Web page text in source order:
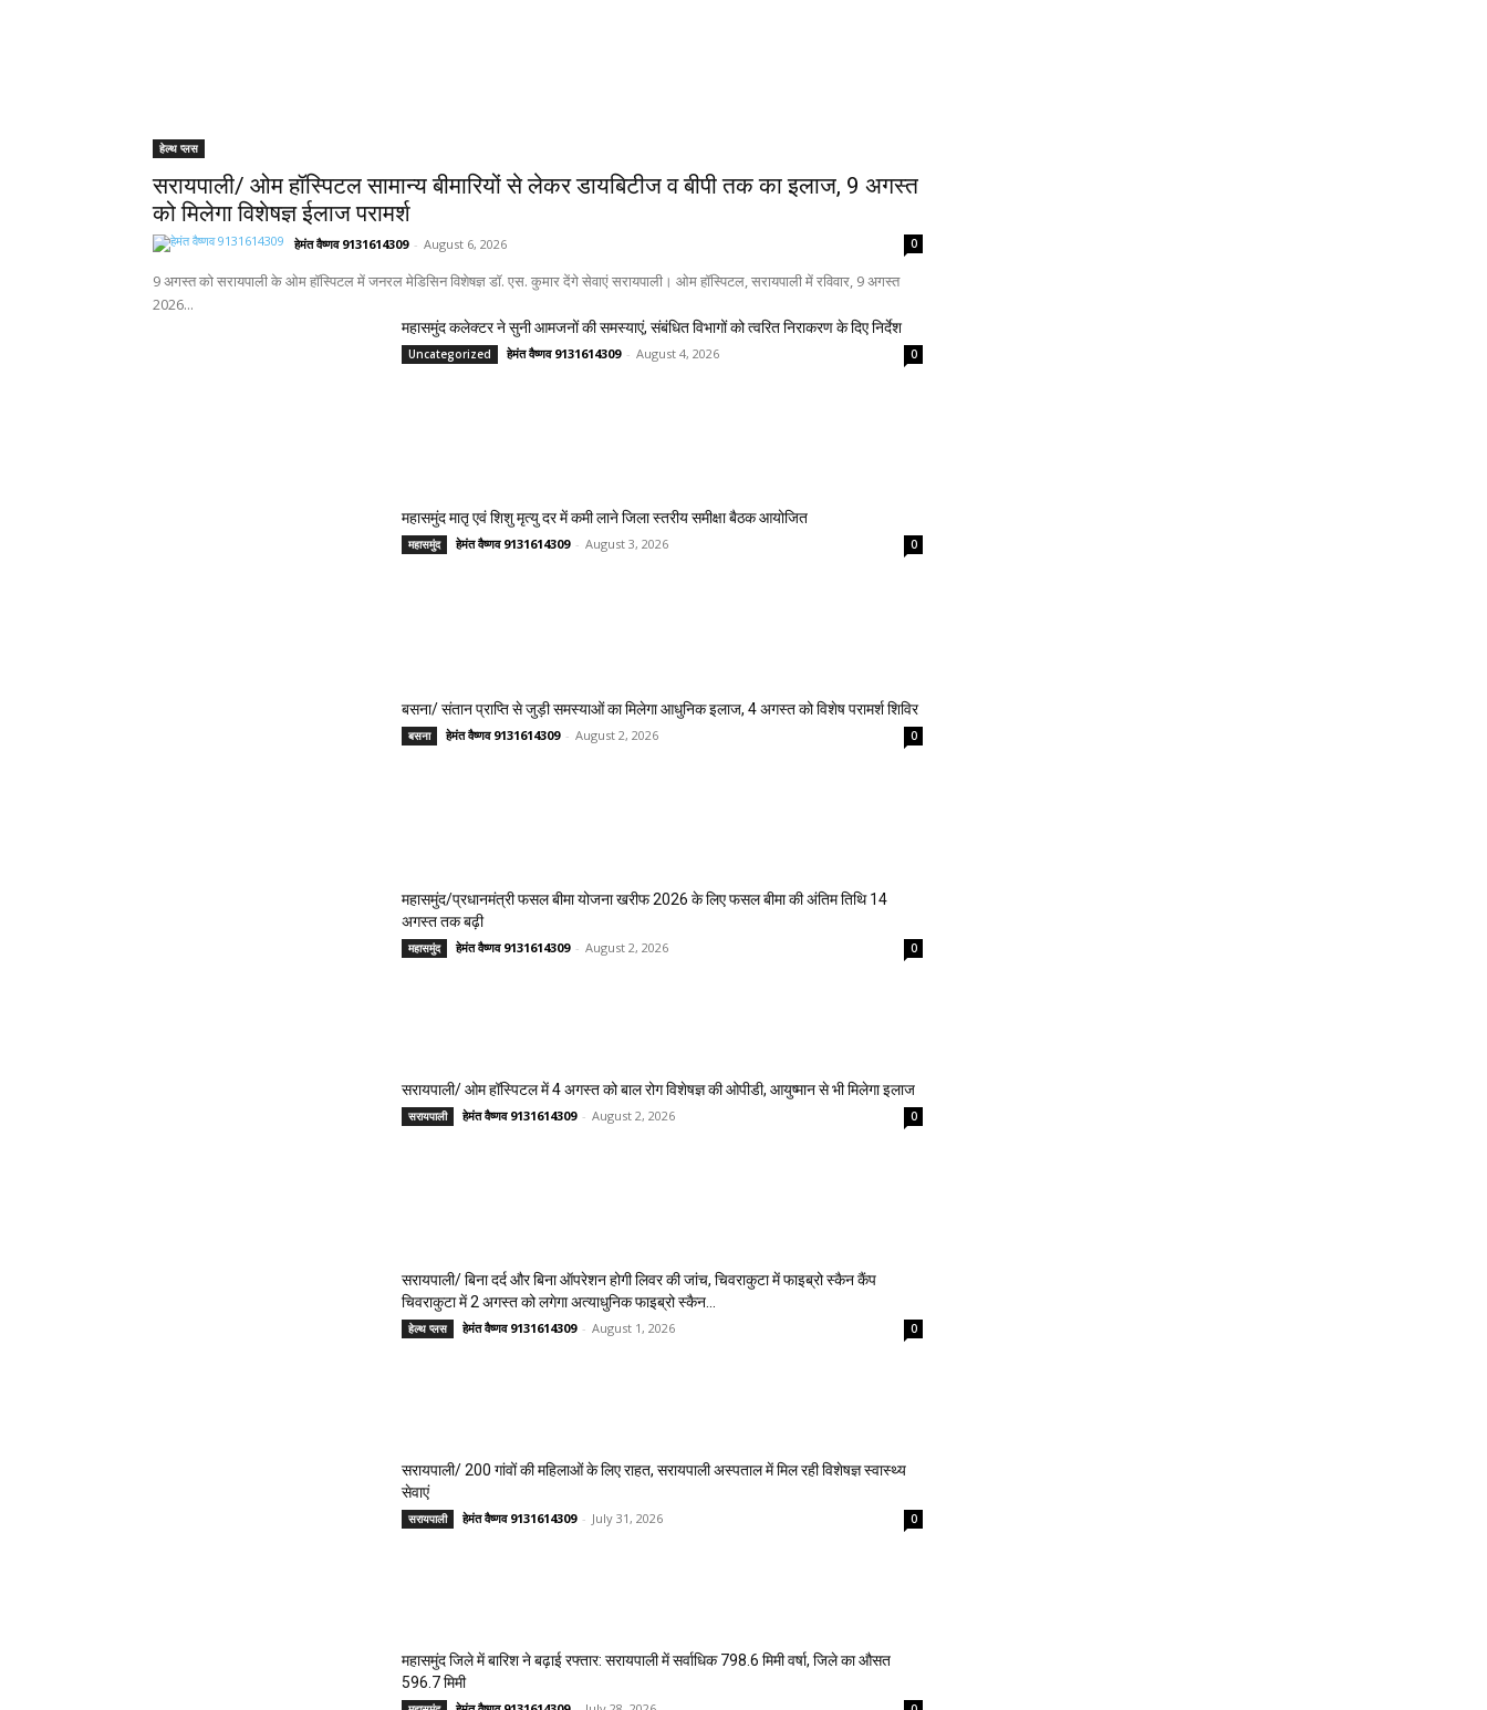
हेल्थ प्लस
सरायपाली/ ओम हॉस्पिटल सामान्य बीमारियों से लेकर डायबिटीज व बीपी तक का इलाज, 9 अगस्त
को मिलेगा विशेषज्ञ ईलाज परामर्श
हेमंत वैष्णव 9131614309 - August 6, 2026 0
9 अगस्त को सरायपाली के ओम हॉस्पिटल में जनरल मेडिसिन विशेषज्ञ डॉ. एस. कुमार देंगे सेवाएं सरायपाली। ओम हॉस्पिटल, सरायपाली में रविवार, 9 अगस्त
2026...
महासमुंद कलेक्टर ने सुनी आमजनों की समस्याएं, संबंधित विभागों को त्वरित निराकरण के दिए निर्देश
Uncategorized हेमंत वैष्णव 9131614309 - August 4, 2026 0
महासमुंद मातृ एवं शिशु मृत्यु दर में कमी लाने जिला स्तरीय समीक्षा बैठक आयोजित
महासमुंद हेमंत वैष्णव 9131614309 - August 3, 2026 0
बसना/ संतान प्राप्ति से जुड़ी समस्याओं का मिलेगा आधुनिक इलाज, 4 अगस्त को विशेष परामर्श शिविर
बसना हेमंत वैष्णव 9131614309 - August 2, 2026 0
महासमुंद/प्रधानमंत्री फसल बीमा योजना खरीफ 2026 के लिए फसल बीमा की अंतिम तिथि 14
अगस्त तक बढ़ी
महासमुंद हेमंत वैष्णव 9131614309 - August 2, 2026 0
सरायपाली/ ओम हॉस्पिटल में 4 अगस्त को बाल रोग विशेषज्ञ की ओपीडी, आयुष्मान से भी मिलेगा इलाज
सरायपाली हेमंत वैष्णव 9131614309 - August 2, 2026 0
सरायपाली/ बिना दर्द और बिना ऑपरेशन होगी लिवर की जांच, चिवराकुटा में फाइब्रो स्कैन कैंप
चिवराकुटा में 2 अगस्त को लगेगा अत्याधुनिक फाइब्रो स्कैन...
हेल्थ प्लस हेमंत वैष्णव 9131614309 - August 1, 2026 0
सरायपाली/ 200 गांवों की महिलाओं के लिए राहत, सरायपाली अस्पताल में मिल रही विशेषज्ञ स्वास्थ्य
सेवाएं
सरायपाली हेमंत वैष्णव 9131614309 - July 31, 2026 0
महासमुंद जिले में बारिश ने बढ़ाई रफ्तार: सरायपाली में सर्वाधिक 798.6 मिमी वर्षा, जिले का औसत
596.7 मिमी